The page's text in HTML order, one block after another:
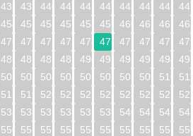
438 439 440 441 442 443 444 445 446
454 455 456 457 458 459 460 461 462
470 471 472 473 474 475 476 477 478
486 487 488 489 490 491 492 493 494
502 503 504 505 506 507 508 509 510
518 519 520 521 522 523 524 525 526
534 535 536 537 538 539 540 541 542
550 551 552 553 554 555 556 557 558